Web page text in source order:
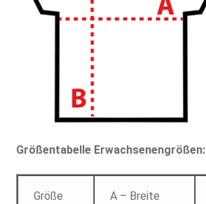
Größentabelle Erwachsenengrößen:
Größe A – Breite